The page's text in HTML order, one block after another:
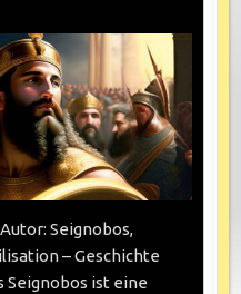
Seignobos,
– Geschichte
Seignobos ist eine